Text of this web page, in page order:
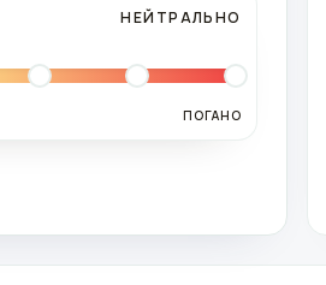
НЕЙТРАЛЬНО
ПОГАНО